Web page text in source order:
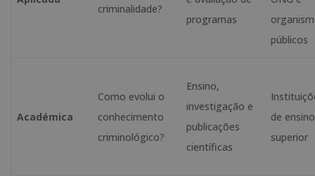
criminalidade?
programas
públicos
Académica
Como evolui o
conhecimento
criminológico?
Ensino,
investigação e
publicações
científicas
de ensino
superior